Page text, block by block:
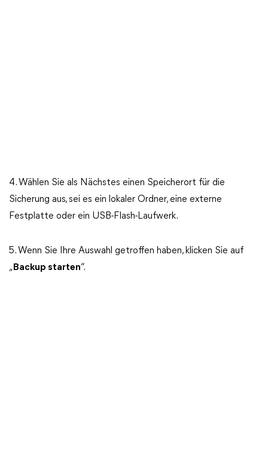
4. Wählen Sie als Nächstes einen Speicherort für die
Sicherung aus, sei es ein lokaler Ordner, eine externe
Festplatte oder ein USB-Flash-Laufwerk.
5. Wenn Sie Ihre Auswahl getroffen haben, klicken Sie auf
„ Backup starten“.